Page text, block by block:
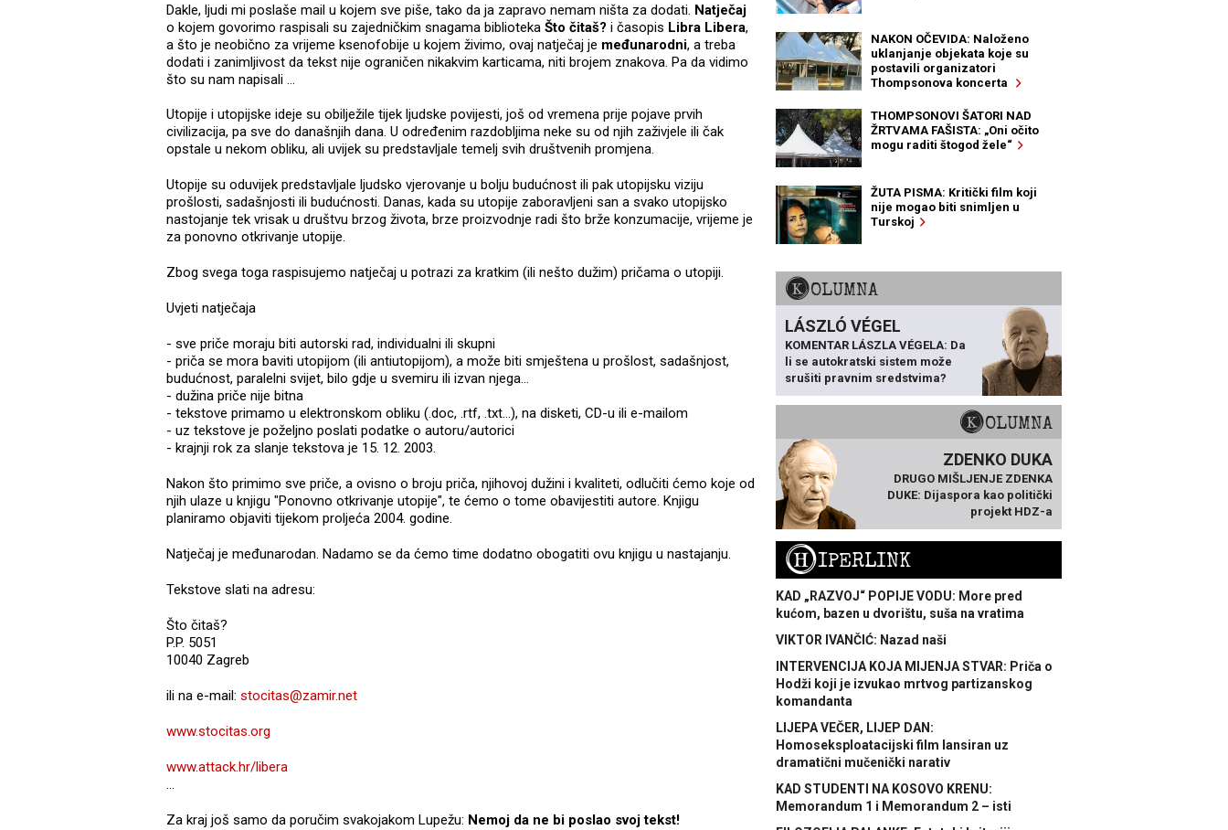
Dakle, ljudi mi poslaše mail u kojem sve piše, tako da ja zapravo nemam ništa za dodati. Natječaj
o kojem govorimo raspisali su zajedničkim snagama biblioteka Što čitaš? i časopis Libra Libera,
a što je neobično za vrijeme ksenofobije u kojem živimo, ovaj natječaj je međunarodni, a treba
dodati i zanimljivost da tekst nije ograničen nikakvim karticama, niti brojem znakova. Pa da vidimo
što su nam napisali …
Utopije i utopijske ideje su obilježile tijek ljudske povijesti, još od vremena prije pojave prvih
civilizacija, pa sve do današnjih dana. U određenim razdobljima neke su od njih zaživjele ili čak
opstale u nekom obliku, ali uvijek su predstavljale temelj svih društvenih promjena.
Utopije su oduvijek predstavljale ljudsko vjerovanje u bolju budućnost ili pak utopijsku viziju
prošlosti, sadašnjosti ili budućnosti. Danas, kada su utopije zaboravljeni san a svako utopijsko
nastojanje tek vrisak u društvu brzog života, brze proizvodnje radi što brže konzumacije, vrijeme je
za ponovno otkrivanje utopije.
Zbog svega toga raspisujemo natječaj u potrazi za kratkim (ili nešto dužim) pričama o utopiji.
Uvjeti natječaja
- sve priče moraju biti autorski rad, individualni ili skupni
- priča se mora baviti utopijom (ili antiutopijom), a može biti smještena u prošlost, sadašnjost,
budućnost, paralelni svijet, bilo gdje u svemiru ili izvan njega...
- dužina priče nije bitna
- tekstove primamo u elektronskom obliku (.doc, .rtf, .txt...), na disketi, CD-u ili e-mailom
- uz tekstove je poželjno poslati podatke o autoru/autorici
- krajnji rok za slanje tekstova je 15. 12. 2003.
Nakon što primimo sve priče, a ovisno o broju priča, njihovoj dužini i kvaliteti, odlučiti ćemo koje od
njih ulaze u knjigu "Ponovno otkrivanje utopije", te ćemo o tome obavijestiti autore. Knjigu
planiramo objaviti tijekom proljeća 2004. godine.
Natječaj je međunarodan. Nadamo se da ćemo time dodatno obogatiti ovu knjigu u nastajanju.
Tekstove slati na adresu:
Što čitaš?
P.P. 5051
10040 Zagreb
ili na e-mail: stocitas@zamir.net
www.stocitas.org
www.attack.hr/libera
…
Za kraj još samo da poručim svakojakom Lupežu: Nemoj da ne bi poslao svoj tekst!
NAKON OČEVIDA: Naloženo
uklanjanje objekata koje su
postavili organizatori
Thompsonova koncerta
THOMPSONOVI ŠATORI NAD
ŽRTVAMA FAŠISTA: „Oni očito
mogu raditi štogod žele“
ŽUTA PISMA: Kritički film koji
nije mogao biti snimljen u
Turskoj
KOLUMNA
LÁSZLÓ VÉGEL
KOMENTAR LÁSZLA VÉGELA: Da
li se autokratski sistem može
srušiti pravnim sredstvima?
KOLUMNA
ZDENKO DUKA
DRUGO MIŠLJENJE ZDENKA
DUKE: Dijaspora kao politički
projekt HDZ-a
HIPERLINK
KAD „RAZVOJ“ POPIJE VODU: More pred
kućom, bazen u dvorištu, suša na vratima
VIKTOR IVANČIĆ: Nazad naši
INTERVENCIJA KOJA MIJENJA STVAR: Priča o
Hodži koji je izvukao mrtvog partizanskog
komandanta
LIJEPA VEČER, LIJEP DAN:
Homoseksploatacijski film lansiran uz
dramatični mučenički narativ
KAD STUDENTI NA KOSOVO KRENU:
Memorandum 1 i Memorandum 2 – isti